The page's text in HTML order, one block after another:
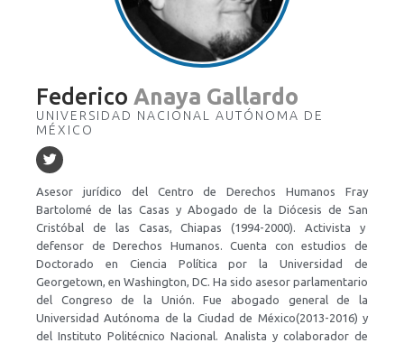
Federico Anaya Gallardo
UNIVERSIDAD NACIONAL AUTÓNOMA DE
MÉXICO
Asesor jurídico del Centro de Derechos Humanos Fray
Bartolomé de las Casas y Abogado de la Diócesis de San
Cristóbal de las Casas, Chiapas (1994-2000). Activista y
defensor de Derechos Humanos. Cuenta con estudios de
Doctorado en Ciencia Política por la Universidad de
Georgetown, en Washington, DC. Ha sido asesor parlamentario
del Congreso de la Unión. Fue abogado general de la
Universidad Autónoma de la Ciudad de México(2013-2016) y
del Instituto Politécnico Nacional. Analista y colaborador de